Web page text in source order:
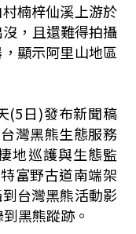
楠梓仙溪上游於
，且還難得拍攝
顯示阿里山地區
(5日)發布新聞稿
灣黑熊生態服務
地巡護與生態監
富野古道南端架
台灣黑熊活動影
黑熊蹤跡。